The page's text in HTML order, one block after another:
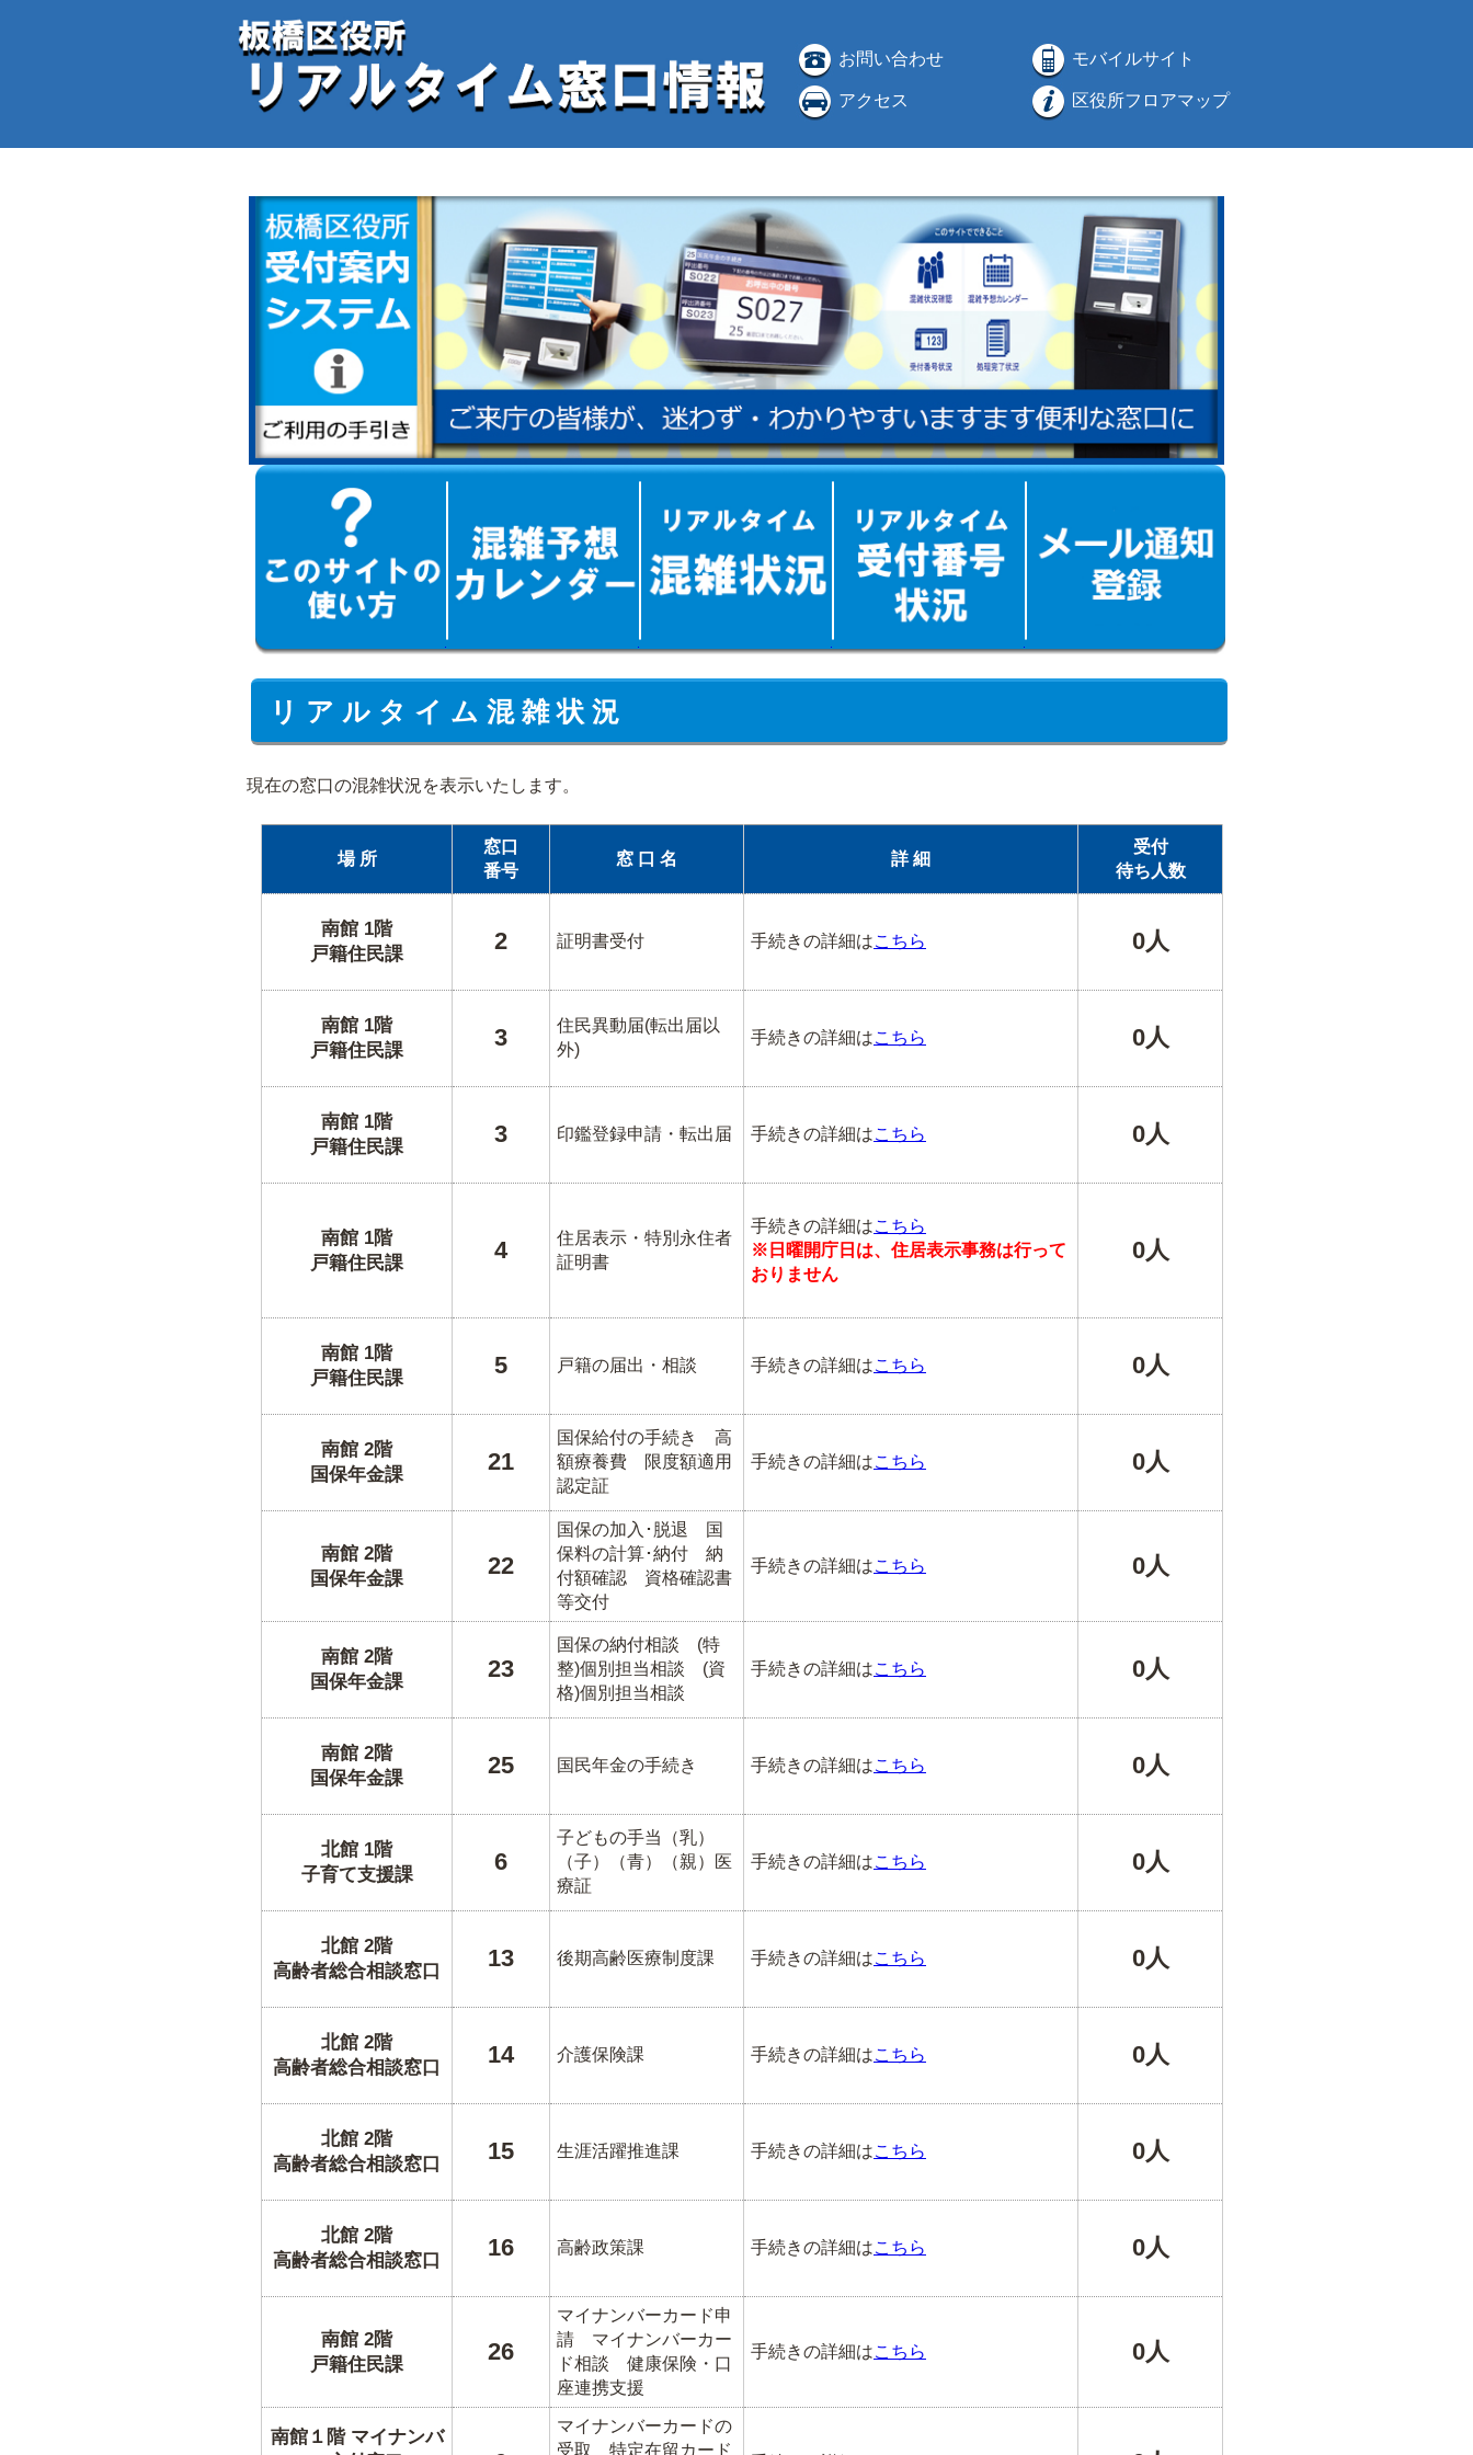
お問い合わせ モバイルサイト
アクセス 区役所フロアマップ
リ ア ル タ イ ム 混 雑 状 況
現在の窓口の混雑状況を表示いたします。
場 所
窓口
番号
窓 口 名 詳 細
受付
待ち人数
南館 1階
戸籍住民課
2 証明書受付 手続きの詳細はこちら 0人
南館 1階
戸籍住民課
3
住民異動届(転出届以
外)
手続きの詳細はこちら 0人
南館 1階
戸籍住民課
3 印鑑登録申請・転出届 手続きの詳細はこちら 0人
南館 1階
戸籍住民課
4
住居表示・特別永住者
証明書
手続きの詳細はこちら
※日曜開庁日は、住居表示事務は行って
おりません
0人
南館 1階
戸籍住民課
5 戸籍の届出・相談 手続きの詳細はこちら 0人
南館 2階
国保年金課
21
国保給付の手続き 高
額療養費 限度額適用
認定証
手続きの詳細はこちら 0人
南館 2階
国保年金課
22
国保の加入･脱退 国
保料の計算･納付 納
付額確認 資格確認書
等交付
手続きの詳細はこちら 0人
南館 2階
国保年金課
23
国保の納付相談 (特
整)個別担当相談 (資
格)個別担当相談
手続きの詳細はこちら 0人
南館 2階
国保年金課
25 国民年金の手続き 手続きの詳細はこちら 0人
北館 1階
子育て支援課
6
子どもの手当（乳）
（子）（青）（親）医
療証
手続きの詳細はこちら 0人
北館 2階
高齢者総合相談窓口
13 後期高齢医療制度課 手続きの詳細はこちら 0人
北館 2階
高齢者総合相談窓口
14 介護保険課 手続きの詳細はこちら 0人
北館 2階
高齢者総合相談窓口
15 生涯活躍推進課 手続きの詳細はこちら 0人
北館 2階
高齢者総合相談窓口
16 高齢政策課 手続きの詳細はこちら 0人
南館 2階
戸籍住民課
26
マイナンバーカード申
請 マイナンバーカー
ド相談 健康保険・口
座連携支援
手続きの詳細はこちら 0人
南館１階 マイナンバ
マイナンバーカードの
受取 特定在留カード